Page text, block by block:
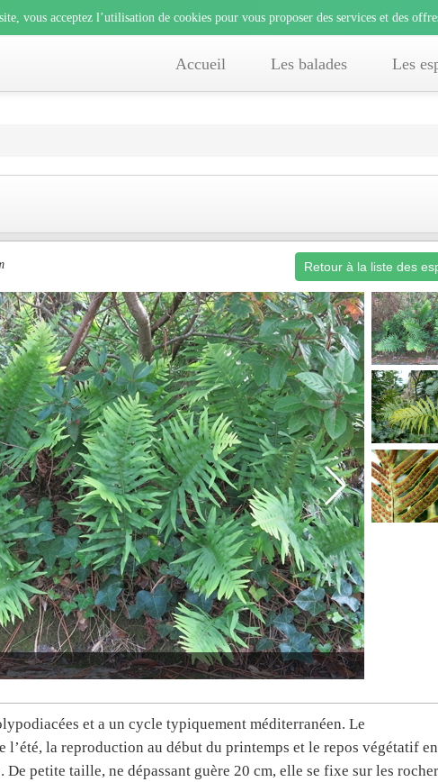
site, vous acceptez l’utilisation de cookies pour vous proposer des services et des
Accueil Les balades Les
vous acceptez l’utilisation de cookies pour vous proposer des services et des
de cookies pour vous proposer des services et des
Retour à la liste des
et a un cycle typiquement méditerranéen. Le
la reproduction au début du printemps et le repos végétatif en
petite taille, ne dépassant guère 20 cm, elle se fixe sur les